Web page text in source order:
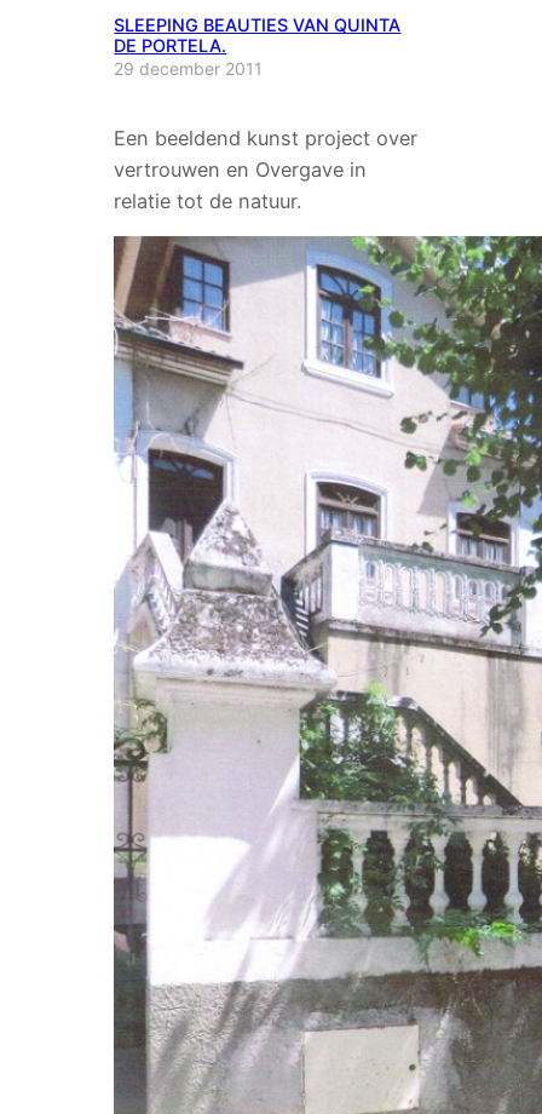
SLEEPING BEAUTIES VAN QUINTA
DE PORTELA.
29 december 2011
Een beeldend kunst project over
vertrouwen en Overgave in
relatie tot de natuur.